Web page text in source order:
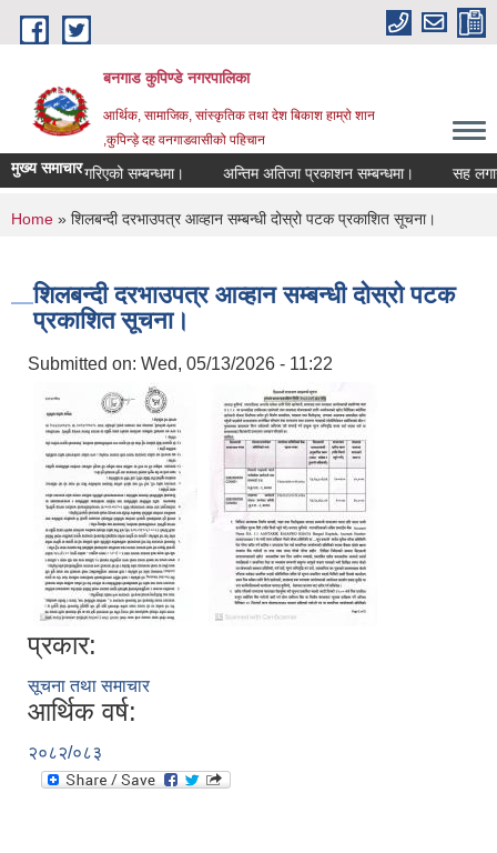
Skip to main content
बनगाड कुपिण्डे नगरपालिका
आर्थिक, सामाजिक, सांस्कृतिक तथा देश बिकाश हाम्रो शान
,कुपिन्ड़े दह वनगाडवासीको पहिचान
मुख्य समाचार
परिक्षा रद्द गरिएको सम्बन्धमा। अन्तिम अतिजा प्रकाशन सम्बन्धमा। सह
You are here
Home » शिलबन्दी दरभाउपत्र आव्हान सम्बन्धी दोस्रो पटक प्रकाशित सूचना।
शिलबन्दी दरभाउपत्र आव्हान सम्बन्धी दोस्रो पटक
प्रकाशित सूचना।
Submitted on: Wed, 05/13/2026 - 11:22
प्रकार:
सूचना तथा समाचार
आर्थिक वर्ष:
२०८२/०८३